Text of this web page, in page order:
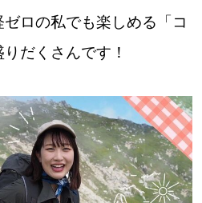
たい】
札幌市
ロの私でも楽しめる「コ
だくさんです！